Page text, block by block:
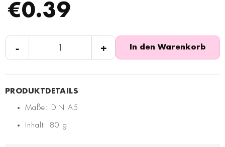
€0.39
- + In den Warenkorb
Maße: DIN A5
Inhalt: 80 g